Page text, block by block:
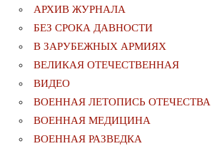
АРХИВ ЖУРНАЛА
БЕЗ СРОКА ДАВНОСТИ
В ЗАРУБЕЖНЫХ АРМИЯХ
ВЕЛИКАЯ ОТЕЧЕСТВЕННАЯ
ВИДЕО
ВОЕННАЯ ЛЕТОПИСЬ ОТЕЧЕСТВА
ВОЕННАЯ МЕДИЦИНА
ВОЕННАЯ РАЗВЕДКА